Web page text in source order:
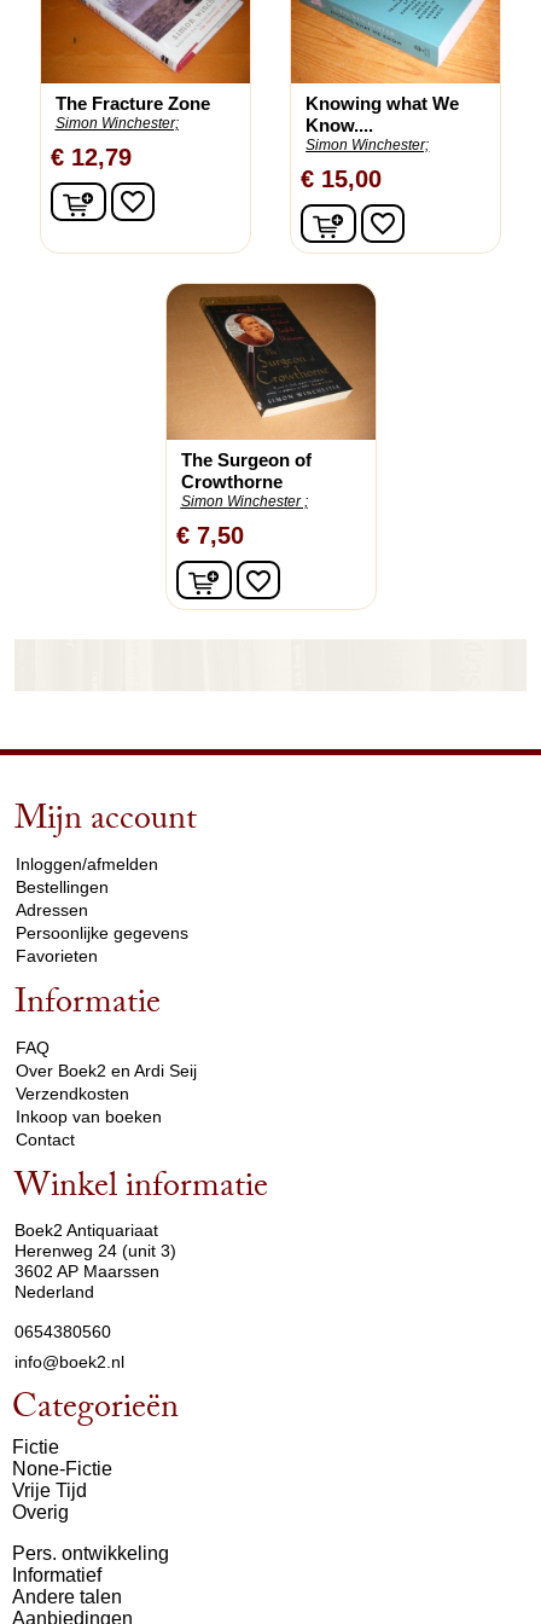
The Fracture Zone
Simon Winchester;
€ 12,79
In winkelwagen
favorite_border
Knowing what We
Know....
Simon Winchester;
€ 15,00
In winkelwagen
favorite_border
The Surgeon of
Crowthorne
Simon Winchester ;
€ 7,50
In winkelwagen
favorite_border
Mijn account
Inloggen/afmelden
Bestellingen
Adressen
Persoonlijke gegevens
Favorieten
Informatie
FAQ
Over Boek2 en Ardi Seij
Verzendkosten
Inkoop van boeken
Contact
Winkel informatie
Boek2 Antiquariaat
Herenweg 24 (unit 3)
3602 AP Maarssen
Nederland
0654380560
info@boek2.nl
Categorieën
Fictie
None-Fictie
Vrije Tijd
Overig
Pers. ontwikkeling
Informatief
Andere talen
Aanbiedingen